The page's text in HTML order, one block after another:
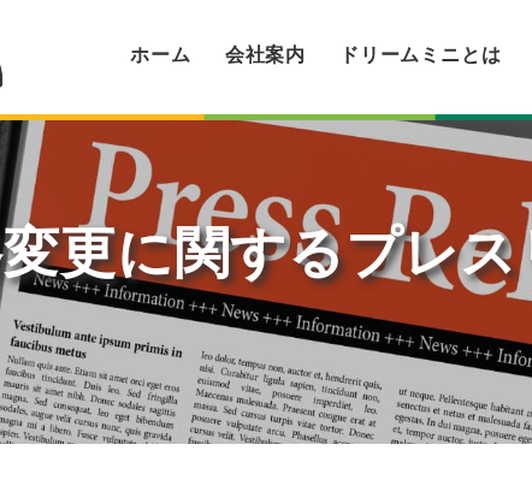
ホーム 会社案内 ドリームミニとは
更に関するプレ